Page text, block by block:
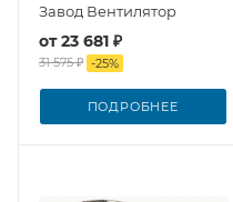
Завод Вентилятор
от23 681 ₽
31 575 ₽ -25%
ПОДРОБНЕЕ